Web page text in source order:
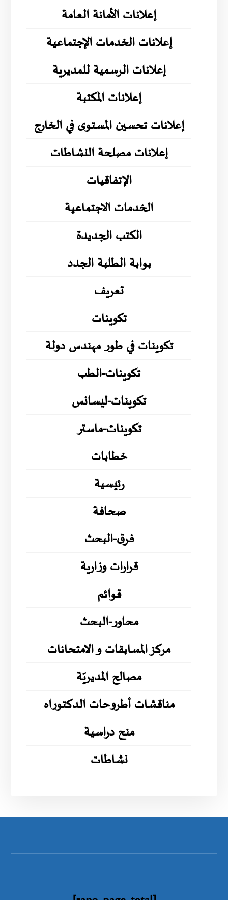
إعلانات الأمانة العامة
إعلانات الخدمات الإجتماعية
إعلانات الرسمية للمديرية
إعلانات المكتبة
إعلانات تحسين المستوى في الخارج
إعلانات مصلحة النشاطات
الإتفاقيات
الخدمات الاجتماعية
الكتب الجديدة
بوابة الطلبة الجدد
تعريف
تكوينات
تكوينات في طور مهندس دولة
تكوينات-الطب
تكوينات-ليسانس
تكوينات-ماستر
خطابات
رئيسية
صحافة
فرق-البحث
قرارات وزارية
قوائم
محاور-البحث
مركز المسابقات و الامتحانات
مصالح المديريّة
مناقشات أطروحات الدكتوراه
منح دراسية
نشاطات